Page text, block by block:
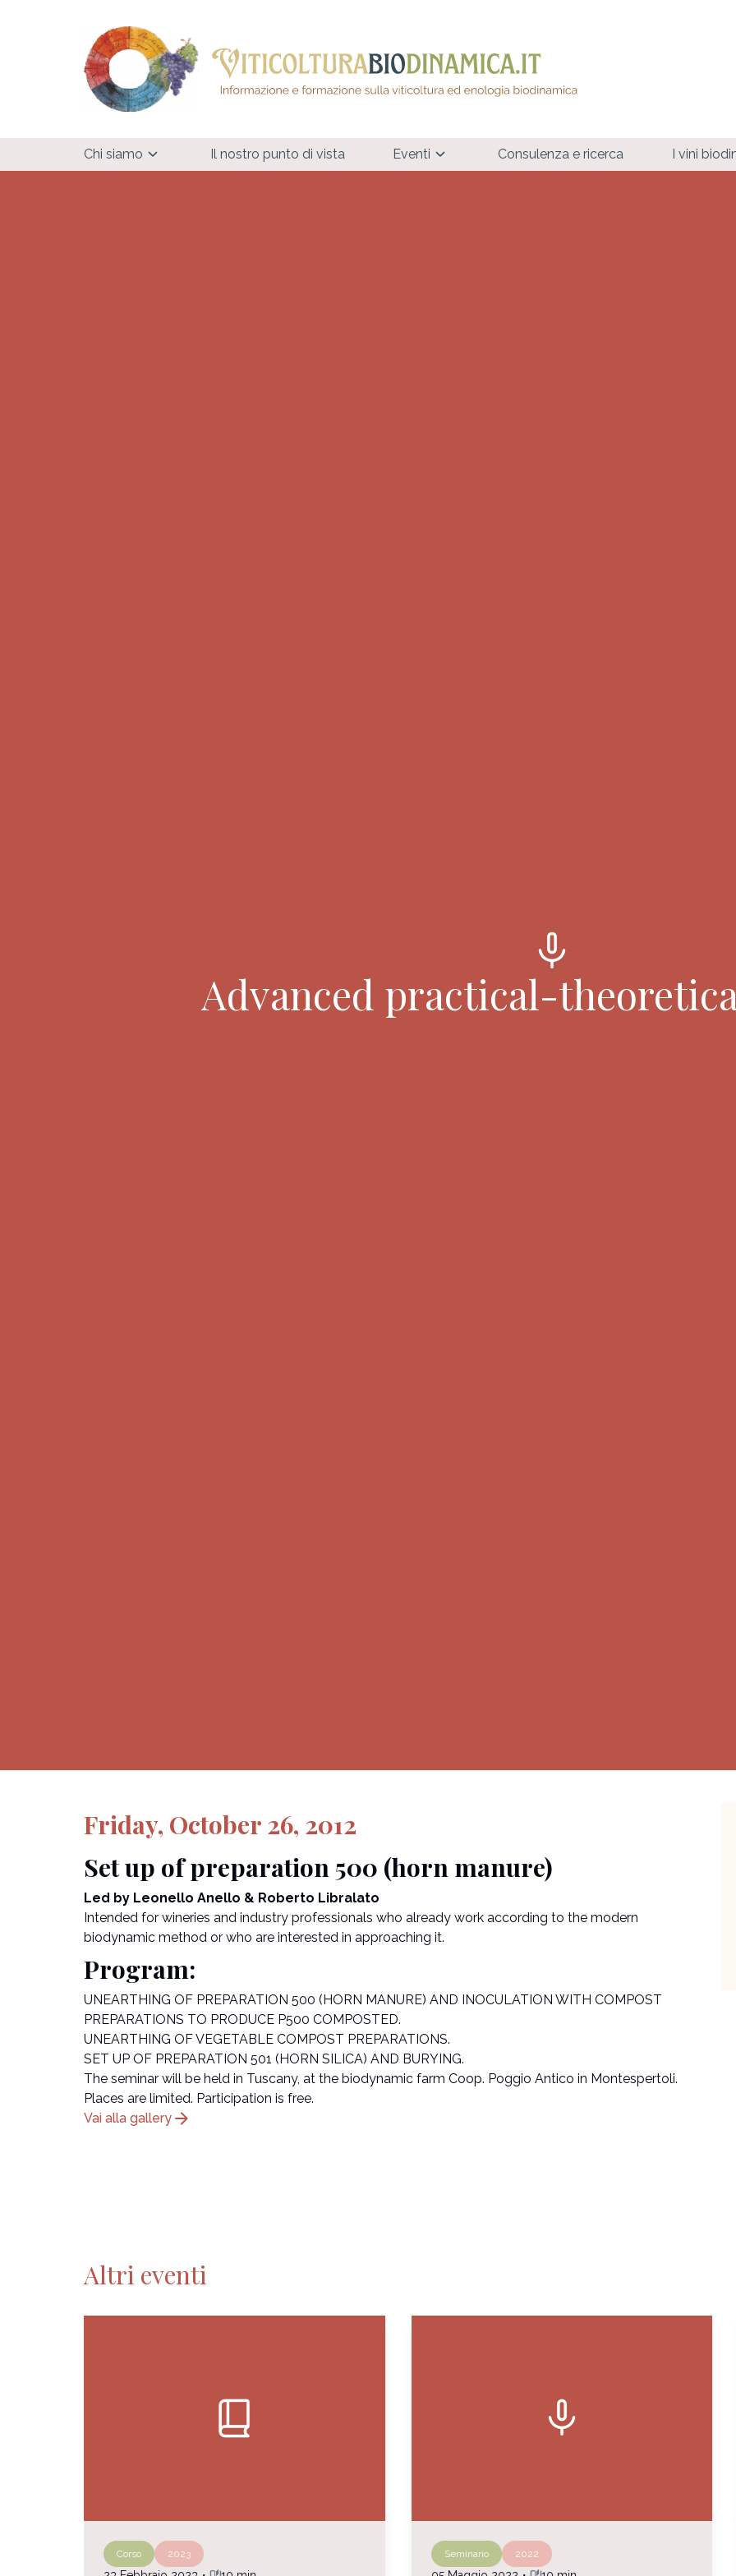
Chi siamo Il nostro punto di vista Eventi Consulenza e ricerca I vini
mic
Advanced practical-
Friday, October 26, 2012
Set up of preparation 500 (horn manure)
Led by Leonello Anello & Roberto Libralato
Intended for wineries and industry professionals who already work according to the modern
biodynamic method or who are interested in approaching it.
Program:
UNEARTHING OF PREPARATION 500 (HORN MANURE) AND INOCULATION WITH COMPOST
PREPARATIONS TO PRODUCE P500 COMPOSTED.
UNEARTHING OF VEGETABLE COMPOST PREPARATIONS.
SET UP OF PREPARATION 501 (HORN SILICA) AND BURYING.
The seminar will be held in Tuscany, at the biodynamic farm Coop. Poggio Antico in Montespertoli.
Places are limited. Participation is free.
Vai alla gallery arrow_forward
Altri eventi
book_2
Corso 2023
mic
Seminario 2022